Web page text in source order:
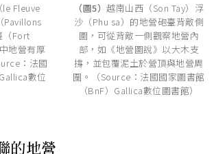
Fleuve
Pavillons
（Fort
地營有厚
：法國
數位
（圖5）越南山西（Son Tay）浮
沙（Phu sa）的地營砲臺背敵側
圖，可從背敵一側觀察地營內
部，如《地營圖說》以大木支
撐，並包覆泥土於營頂與地營周
圍。（Source：法國國家圖書館
（BnF）Gallica數位圖書館）
的地營